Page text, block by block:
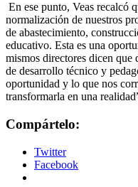
En ese punto, Veas recalcó
normalización de nuestros
de abastecimiento,
educativo. Esta es una
mismos directores dicen que
de desarrollo técnico y
oportunidad y lo que nos
transformarla en una
Compártelo:
Twitter
Facebook